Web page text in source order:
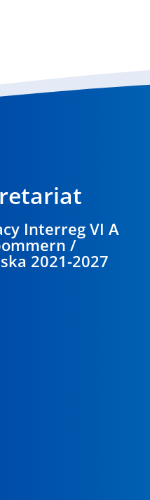
Interreg VI A
/
2021-2027